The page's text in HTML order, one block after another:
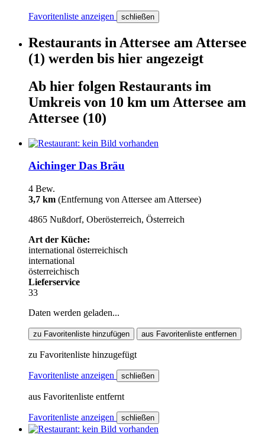
Favoritenliste anzeigen schließen
Restaurants in Attersee am Attersee
(1) werden bis hier angezeigt
Ab hier folgen Restaurants im
Umkreis von 10 km um Attersee am
Attersee (10)
Aichinger Das Bräu
4 Bew.
3,7 km (Entfernung von Attersee am Attersee)
4865 Nußdorf, Oberösterreich, Österreich
Art der Küche:
international österreichisch
international
österreichisch
Lieferservice
33
Daten werden geladen...
zu Favoritenliste hinzufügen aus Favoritenliste entfernen
zu Favoritenliste hinzugefügt
Favoritenliste anzeigen schließen
aus Favoritenliste entfernt
Favoritenliste anzeigen schließen